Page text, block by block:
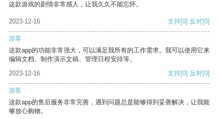
这款游戏的剧情非常感人，让我久久不能忘怀。
2023-12-16 支持[0] 反对[0]
游客
这款app的功能非常强大，可以满足我所有的工作需求。我可以使用它来
编辑文档、制作演示文稿、管理日程安排等。
2023-12-16
支持[0] 反对[0]
游客
这款app的售后服务非常完善，遇到问题总是能够得到妥善解决，让我能
够放心购物。